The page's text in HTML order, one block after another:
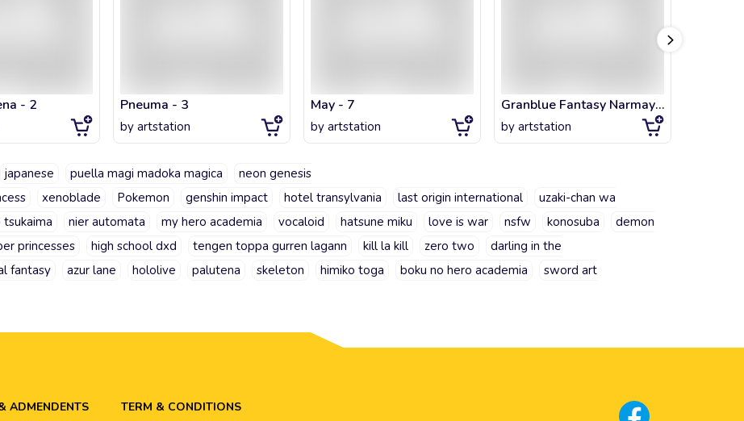
- 2 Pneuma - 3
by artstation
May - 7
by artstation
Granblue Fantasy Narmaya - 5
by artstation
japanese puella magi madoka magica
neon genesis
xenoblade Pokemon genshin impact hotel transylvania last origin international
uzaki-chan wa
nier automata my hero academia vocaloid hatsune miku love is war nsfw konosuba
demon
princesses high school dxd tengen toppa gurren lagann kill la kill zero two
darling in the
fantasy azur lane hololive palutena skeleton himiko toga boku no hero academia
sword art
ADMENDENTS TERM & CONDITIONS